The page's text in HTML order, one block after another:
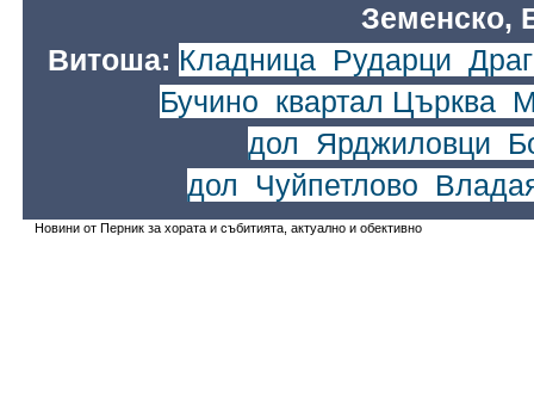
Земенско,
Витоша: Кладница, Рударци
Бучино квартал Църква
дол
Ярджиловци
дол
Чуйпетлово
Новини от Перник за хората и събитията, актуално и обективно